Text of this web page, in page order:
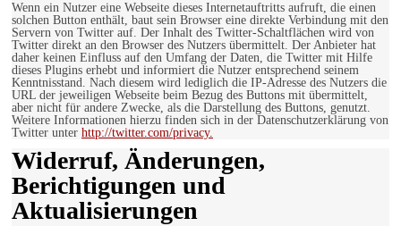
Wenn ein Nutzer eine Webseite dieses Internetauftritts aufruft, die einen
solchen Button enthält, baut sein Browser eine direkte Verbindung mit den
Servern von Twitter auf. Der Inhalt des Twitter-Schaltflächen wird von
Twitter direkt an den Browser des Nutzers übermittelt. Der Anbieter hat
daher keinen Einfluss auf den Umfang der Daten, die Twitter mit Hilfe
dieses Plugins erhebt und informiert die Nutzer entsprechend seinem
Kenntnisstand. Nach diesem wird lediglich die IP-Adresse des Nutzers die
URL der jeweiligen Webseite beim Bezug des Buttons mit übermittelt,
aber nicht für andere Zwecke, als die Darstellung des Buttons, genutzt.
Weitere Informationen hierzu finden sich in der Datenschutzerklärung von
Twitter unter http://twitter.com/privacy.
Widerruf, Änderungen,
Berichtigungen und
Aktualisierungen